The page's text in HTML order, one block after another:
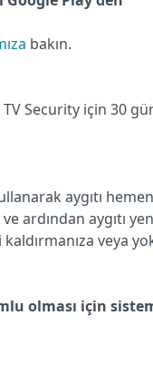
bakın.
Security için 30
aygıtı hemen
ardından aygıtı
veya
olması için